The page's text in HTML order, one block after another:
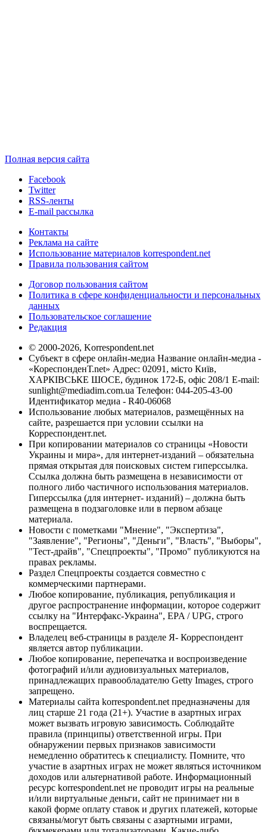
Полная версия сайта
Facebook
Twitter
RSS-ленты
E-mail рассылка
Контакты
Реклама на сайте
Использование материалов korrespondent.net
Правила пользования сайтом
Договор пользования сайтом
Политика в сфере конфиденциальности и персональных
данных
Пользовательское соглашение
Редакция
© 2000-2026, Korrespondent.net
Субъект в сфере онлайн-медиа Название онлайн-медиа -
«КореспонденТ.net» Адрес: 02091, місто Київ,
ХАРКІВСЬКЕ ШОСЕ, будинок 172-Б, офіс 208/1 E-mail:
sunlight@mediadim.com.ua Телефон: 044-205-43-00
Идентификатор медиа - R40-06068
Использование любых материалов, размещённых на
сайте, разрешается при условии ссылки на
Корреспондент.net.
При копировании материалов со страницы «Новости
Украины и мира», для интернет-изданий – обязательна
прямая открытая для поисковых систем гиперссылка.
Ссылка должна быть размещена в независимости от
полного либо частичного использования материалов.
Гиперссылка (для интернет- изданий) – должна быть
размещена в подзаголовке или в первом абзаце
материала.
Новости с пометками "Мнение", "Экспертиза",
"Заявление", "Регионы", "Деньги", "Власть", "Выборы",
"Тест-драйв", "Спецпроекты", "Промо" публикуются на
правах рекламы.
Раздел Спецпроекты создается совместно с
коммерческими партнерами.
Любое копирование, публикация, републикация и
другое распространение информации, которое содержит
ссылку на "Интерфакс-Украина", EPA / UPG, строго
воспрещается.
Владелец веб-страницы в разделе Я- Корреспондент
является автор публикации.
Любое копирование, перепечатка и воспроизведение
фотографий и/или аудиовизуальных материалов,
принадлежащих правообладателю Getty Images, строго
запрещено.
Материалы сайта korrespondent.net предназначены для
лиц старше 21 года (21+). Участие в азартных играх
может вызвать игровую зависимость. Соблюдайте
правила (принципы) ответственной игры. При
обнаружении первых признаков зависимости
немедленно обратитесь к специалисту. Помните, что
участие в азартных играх не может являться источником
доходов или альтернативой работе. Информационный
ресурс korrespondent.net не проводит игры на реальные
и/или виртуальные деньги, сайт не принимает ни в
какой форме оплату ставок и других платежей, которые
связаны/могут быть связаны с азартными играми,